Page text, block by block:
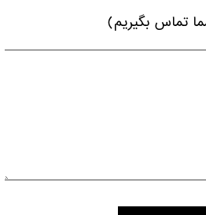
تماس بگیریم)